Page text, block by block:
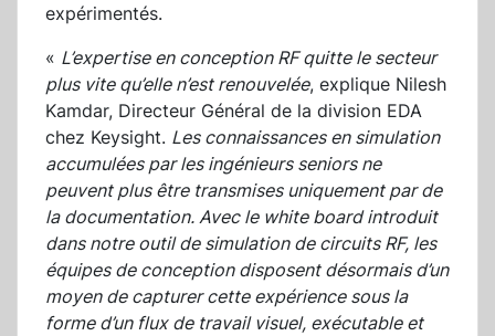
expérimentés.
« L’expertise en conception RF quitte le secteur
plus vite qu’elle n’est renouvelée, explique Nilesh
Kamdar, Directeur Général de la division EDA
chez Keysight. Les connaissances en simulation
accumulées par les ingénieurs seniors ne
peuvent plus être transmises uniquement par de
la documentation. Avec le white board introduit
dans notre outil de simulation de circuits RF, les
équipes de conception disposent désormais d’un
moyen de capturer cette expérience sous la
forme d’un flux de travail visuel, exécutable et